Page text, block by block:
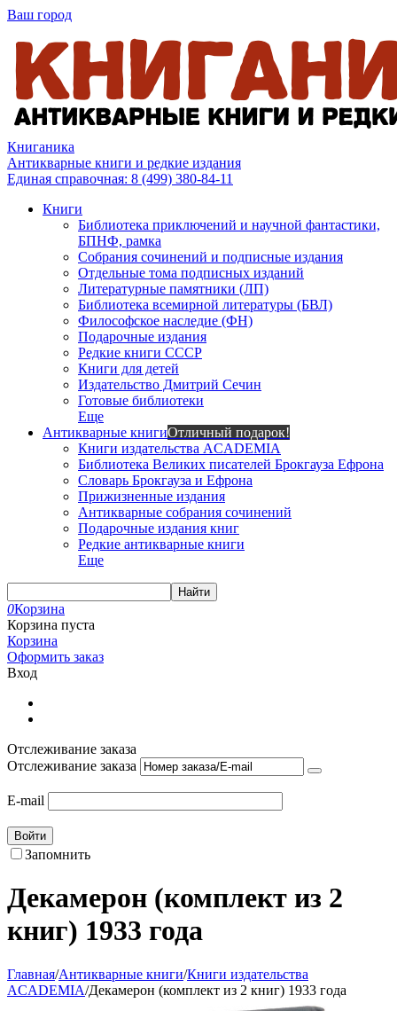
Ваш город
Книганика
Антикварные книги и редкие издания
Единая справочная: 8 (499) 380-84-11
Книги
Библиотека приключений и научной фантастики,
БПНФ, рамка
Собрания сочинений и подписные издания
Отдельные тома подписных изданий
Литературные памятники (ЛП)
Библиотека всемирной литературы (БВЛ)
Философское наследие (ФН)
Подарочные издания
Редкие книги СССР
Книги для детей
Издательство Дмитрий Сечин
Готовые библиотеки
Еще
Антикварные книгиОтличный подарок!
Книги издательства ACADEMIA
Библиотека Великих писателей Брокгауза Ефрона
Словарь Брокгауза и Ефрона
Прижизненные издания
Антикварные собрания сочинений
Подарочные издания книг
Редкие антикварные книги
Еще
Найти
0Корзина
Корзина пуста
Корзина
Оформить заказ
Вход
Отслеживание заказа
Отслеживание заказа
E-mail
Войти
Запомнить
Декамерон (комплект из 2
книг) 1933 года
Главная/Антикварные книги/Книги издательства
ACADEMIA/Декамерон (комплект из 2 книг) 1933 года